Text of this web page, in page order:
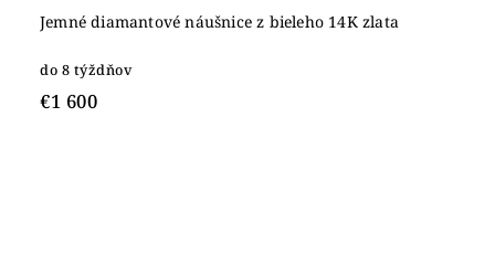
Jemné diamantové náušnice z bieleho 14K zlata
do 8 týždňov
€1 600